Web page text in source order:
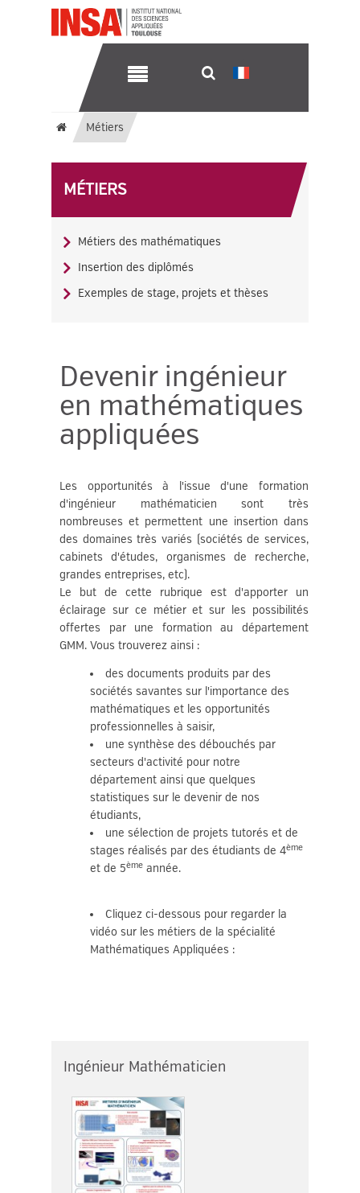
Métiers
MÉTIERS
Métiers des mathématiques
Insertion des diplômés
Exemples de stage, projets et thèses
Devenir ingénieur
en mathématiques
appliquées
Les opportunités à l'issue d'une formation
d'ingénieur mathématicien sont très
nombreuses et permettent une insertion dans
des domaines très variés (sociétés de services,
cabinets d'études, organismes de recherche,
grandes entreprises, etc).
Le but de cette rubrique est d'apporter un
éclairage sur ce métier et sur les possibilités
offertes par une formation au département
GMM. Vous trouverez ainsi :
des documents produits par des
sociétés savantes sur l'importance des
mathématiques et les opportunités
professionnelles à saisir,
une synthèse des débouchés par
secteurs d'activité pour notre
département ainsi que quelques
statistiques sur le devenir de nos
étudiants,
une sélection de projets tutorés et de
stages réalisés par des étudiants de 4ème
et de 5ème année.
Cliquez ci-dessous pour regarder la
vidéo sur les métiers de la spécialité
Mathématiques Appliquées :
Ingénieur Mathématicien